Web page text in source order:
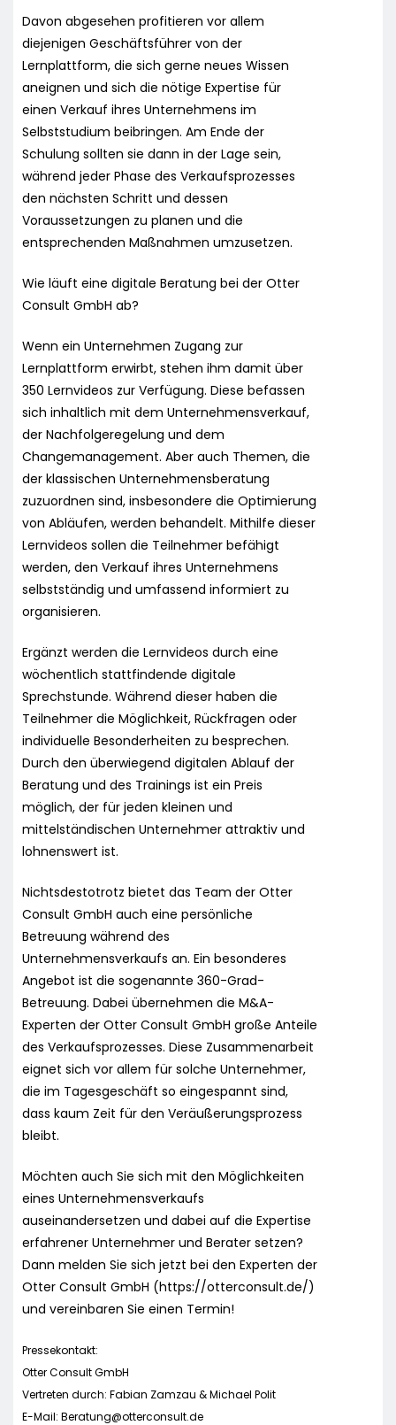
Davon abgesehen profitieren vor allem
diejenigen Geschäftsführer von der
Lernplattform, die sich gerne neues Wissen
aneignen und sich die nötige Expertise für
einen Verkauf ihres Unternehmens im
Selbststudium beibringen. Am Ende der
Schulung sollten sie dann in der Lage sein,
während jeder Phase des Verkaufsprozesses
den nächsten Schritt und dessen
Voraussetzungen zu planen und die
entsprechenden Maßnahmen umzusetzen.
Wie läuft eine digitale Beratung bei der Otter
Consult GmbH ab?
Wenn ein Unternehmen Zugang zur
Lernplattform erwirbt, stehen ihm damit über
350 Lernvideos zur Verfügung. Diese befassen
sich inhaltlich mit dem Unternehmensverkauf,
der Nachfolgeregelung und dem
Changemanagement. Aber auch Themen, die
der klassischen Unternehmensberatung
zuzuordnen sind, insbesondere die Optimierung
von Abläufen, werden behandelt. Mithilfe dieser
Lernvideos sollen die Teilnehmer befähigt
werden, den Verkauf ihres Unternehmens
selbstständig und umfassend informiert zu
organisieren.
Ergänzt werden die Lernvideos durch eine
wöchentlich stattfindende digitale
Sprechstunde. Während dieser haben die
Teilnehmer die Möglichkeit, Rückfragen oder
individuelle Besonderheiten zu besprechen.
Durch den überwiegend digitalen Ablauf der
Beratung und des Trainings ist ein Preis
möglich, der für jeden kleinen und
mittelständischen Unternehmer attraktiv und
lohnenswert ist.
Nichtsdestotrotz bietet das Team der Otter
Consult GmbH auch eine persönliche
Betreuung während des
Unternehmensverkaufs an. Ein besonderes
Angebot ist die sogenannte 360-Grad-
Betreuung. Dabei übernehmen die M&A-
Experten der Otter Consult GmbH große Anteile
des Verkaufsprozesses. Diese Zusammenarbeit
eignet sich vor allem für solche Unternehmer,
die im Tagesgeschäft so eingespannt sind,
dass kaum Zeit für den Veräußerungsprozess
bleibt.
Möchten auch Sie sich mit den Möglichkeiten
eines Unternehmensverkaufs
auseinandersetzen und dabei auf die Expertise
erfahrener Unternehmer und Berater setzen?
Dann melden Sie sich jetzt bei den Experten der
Otter Consult GmbH (https://otterconsult.de/)
und vereinbaren Sie einen Termin!
Pressekontakt:
Otter Consult GmbH
Vertreten durch: Fabian Zamzau & Michael Polit
E-Mail: Beratung@otterconsult.de